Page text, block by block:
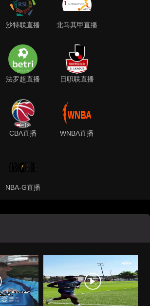
沙特联直播 北马其甲直播
法罗超直播 日职联直播
CBA直播 WNBA直播
NBA-G直播